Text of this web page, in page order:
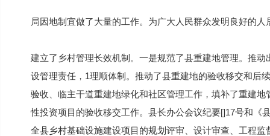
局因地制宜做了大量的工作。为广大人民群众发明良好的
建立了乡村管理长效机制。一是规范了县重建地管理。推
设管理责任，1理顺体制。推动了县重建地的验收移交和后
验收、临主干道重建地绿化和社区管理工作，填补了重建
性投资项目的验收移交工作。县长办公会议纪要[]17号和《
全县乡村基础设施建设项目的规划评审、设计审查、工程